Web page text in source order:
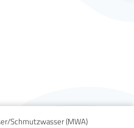
Schmutzwasser (MWA)